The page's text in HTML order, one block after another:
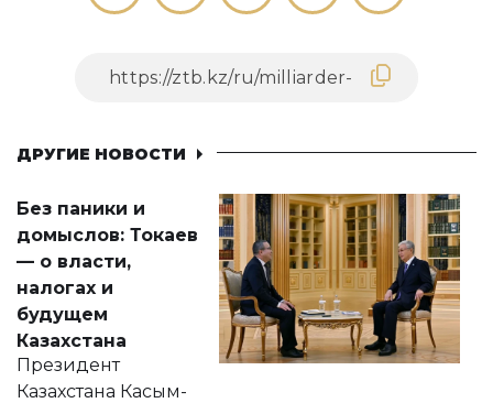
ДРУГИЕ НОВОСТИ
Без паники и
домыслов: Токаев
— о власти,
налогах и
будущем
Казахстана
Президент
Казахстана Касым-